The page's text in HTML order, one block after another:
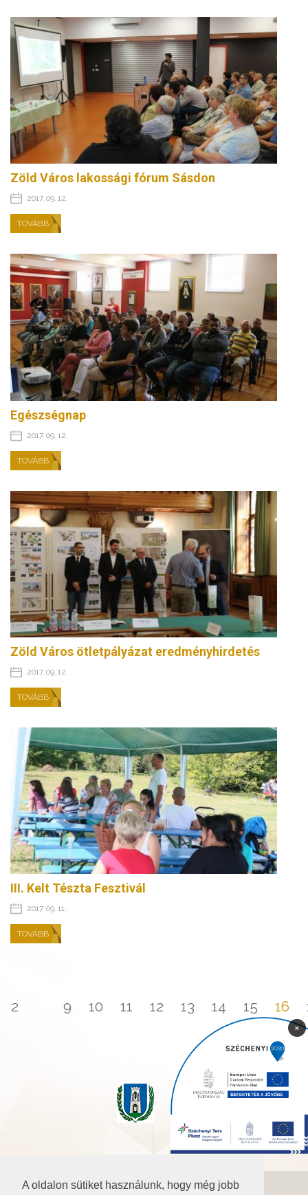
A oldalon sütiket használunk, hogy még jobb
Zöld Város lakossági fórum Sásdon
2017. 09. 12.
TOVÁBB
Egészségnap
2017. 09. 12.
TOVÁBB
Zöld Város ötletpályázat eredményhirdetés
2017. 09. 12.
TOVÁBB
III. Kelt Tészta Fesztivál
2017. 09. 11.
TOVÁBB
2 9 10 11 12 13 14 15 16
©2026 Baranya.hu
×